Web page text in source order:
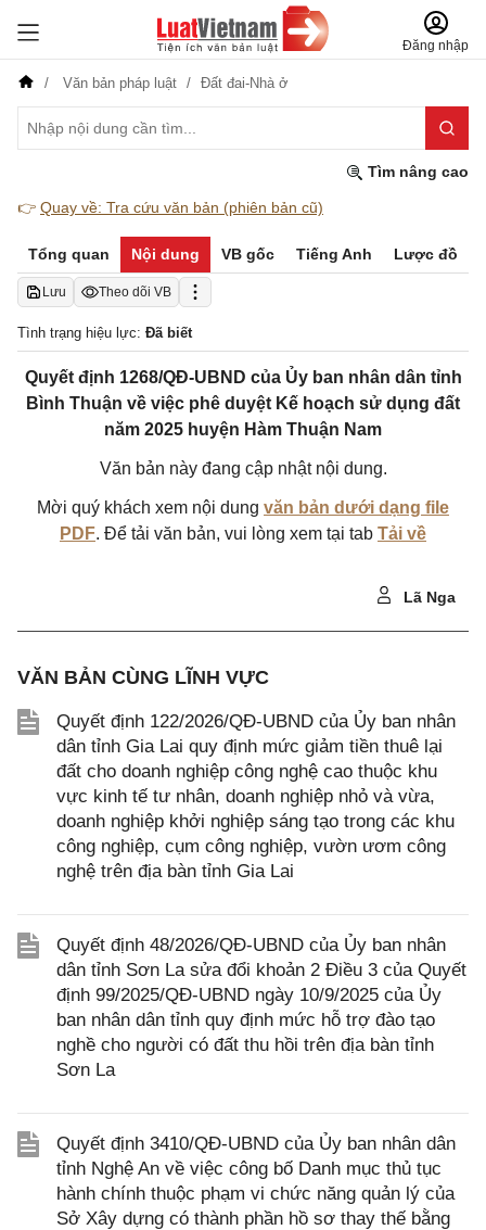
Đăng nhập
Văn bản pháp luật Đất đai-Nhà ở
Tìm nâng cao
👉 Quay về: Tra cứu văn bản (phiên bản cũ)
Tổng quan Nội dung VB gốc Tiếng Anh Lược đồ
Lưu Theo dõi VB
Tình trạng hiệu lực: Đã biết
Quyết định 1268/QĐ-UBND của Ủy ban nhân dân tỉnh
Bình Thuận về việc phê duyệt Kế hoạch sử dụng đất
năm 2025 huyện Hàm Thuận Nam
Văn bản này đang cập nhật nội dung.
Mời quý khách xem nội dung văn bản dưới dạng file
PDF. Để tải văn bản, vui lòng xem tại tab Tải về
Lã Nga
VĂN BẢN CÙNG LĨNH VỰC
Quyết định 122/2026/QĐ-UBND của Ủy ban nhân
dân tỉnh Gia Lai quy định mức giảm tiền thuê lại
đất cho doanh nghiệp công nghệ cao thuộc khu
vực kinh tế tư nhân, doanh nghiệp nhỏ và vừa,
doanh nghiệp khởi nghiệp sáng tạo trong các khu
công nghiệp, cụm công nghiệp, vườn ươm công
nghệ trên địa bàn tỉnh Gia Lai
Quyết định 48/2026/QĐ-UBND của Ủy ban nhân
dân tỉnh Sơn La sửa đổi khoản 2 Điều 3 của Quyết
định 99/2025/QĐ-UBND ngày 10/9/2025 của Ủy
ban nhân dân tỉnh quy định mức hỗ trợ đào tạo
nghề cho người có đất thu hồi trên địa bàn tỉnh
Sơn La
Quyết định 3410/QĐ-UBND của Ủy ban nhân dân
tỉnh Nghệ An về việc công bố Danh mục thủ tục
hành chính thuộc phạm vi chức năng quản lý của
Sở Xây dựng có thành phần hồ sơ thay thế bằng